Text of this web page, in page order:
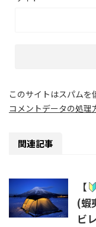
このサイトはスパムを
コメントデータの処理
関連記事
【
(蝦
ビ